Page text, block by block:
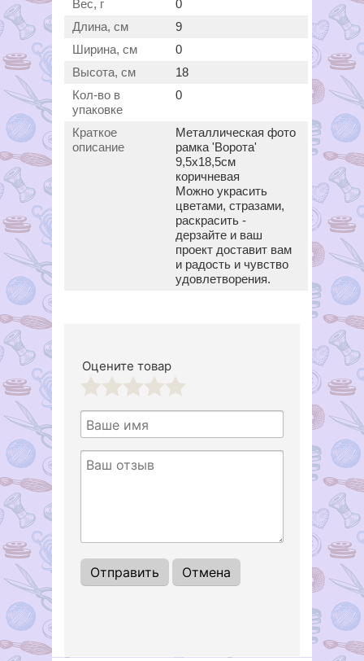
Вес, г
0
Длина, см
9
Ширина, см
0
Высота, см
18
Кол-во в
упаковке
0
Краткое
описание
Металлическая фото
рамка 'Ворота'
9,5х18,5см
коричневая
Можно украсить
цветами, стразами,
раскрасить -
дерзайте и ваш
проект доставит вам
и радость и чувство
удовлетворения.
Оцените товар